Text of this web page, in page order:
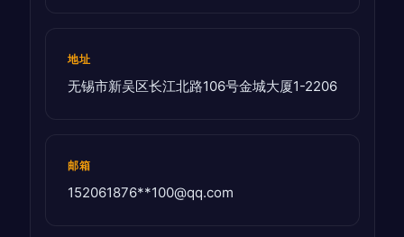
地址
无锡市新吴区长江北路106号金城大厦1-2206
邮箱
152061876**100@qq.com